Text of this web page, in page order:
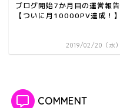
ブログ開始7か月目の運営報告
【ついに月10000PV達成！】
2019/02/20（水）
COMMENT